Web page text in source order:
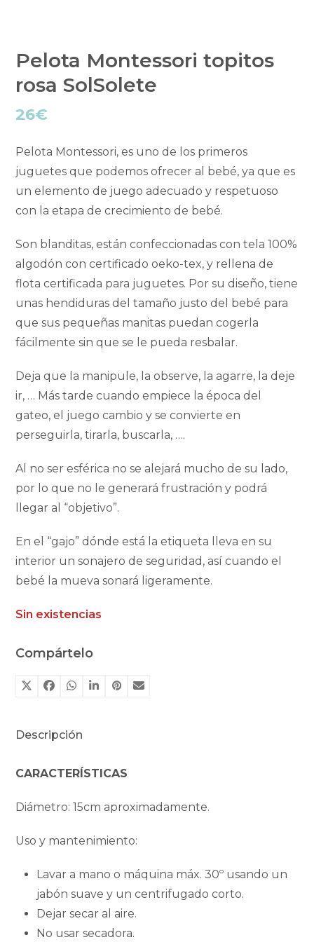
Pelota Montessori topitos
rosa SolSolete
26€
Pelota Montessori, es uno de los primeros
juguetes que podemos ofrecer al bebé, ya que es
un elemento de juego adecuado y respetuoso
con la etapa de crecimiento de bebé.
Son blanditas, están confeccionadas con tela 100%
algodón con certificado oeko-tex, y rellena de
flota certificada para juguetes. Por su diseño, tiene
unas hendiduras del tamaño justo del bebé para
que sus pequeñas manitas puedan cogerla
fácilmente sin que se le pueda resbalar.
Deja que la manipule, la observe, la agarre, la deje
ir, … Más tarde cuando empiece la época del
gateo, el juego cambio y se convierte en
perseguirla, tirarla, buscarla, ….
Al no ser esférica no se alejará mucho de su lado,
por lo que no le generará frustración y podrá
llegar al “objetivo”.
En el “gajo” dónde está la etiqueta lleva en su
interior un sonajero de seguridad, así cuando el
bebé la mueva sonará ligeramente.
Sin existencias
Compártelo
Descripción
CARACTERÍSTICAS
Diámetro: 15cm aproximadamente.
Uso y mantenimiento:
Lavar a mano o máquina máx. 30º usando un
jabón suave y un centrifugado corto.
Dejar secar al aire.
No usar secadora.